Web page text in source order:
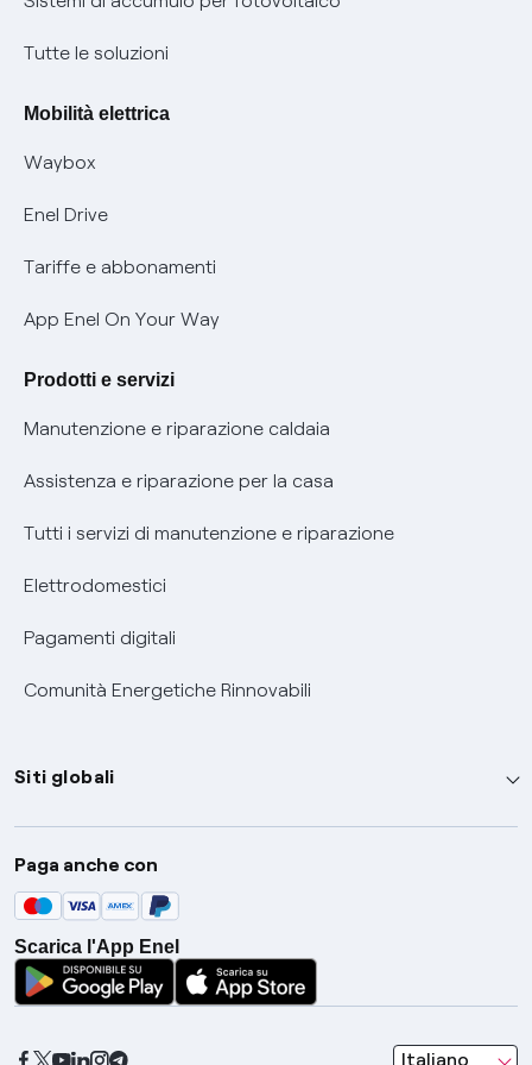
Condizioni generali di contratto prodotti e servizi
Informativa RAEE
Informativa Privacy AI
Nuove regole europee per la protezione dei dati
Offerte Placet non vulnerabili
Offerta Tutela Vulnerabilità Gas
Mobilità Elettrica
Phishing e truffe online
Verifica chi ti ha chiamato
Agevolazione utenti con disabilità per offerte Fibra
Informativa RAEE
Tutte le soluzioni
Mobilità elettrica
Waybox
Enel Drive
Tariffe e abbonamenti
App Enel On Your Way
Prodotti e servizi
Manutenzione e riparazione caldaia
Assistenza e riparazione per la casa
Tutti i servizi di manutenzione e riparazione
Elettrodomestici
Pagamenti digitali
Comunità Energetiche Rinnovabili
Siti globali
Enel Group
Enel Green Power
Global Trading
Global Procurement
Gridspertise
Paga anche con
Scarica l'App Enel
Italiano
seleziona una